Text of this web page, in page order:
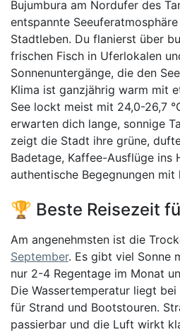
Bujumbura am Nordufer des
entspannte
Stadtleben. Du flanierst über
frischen Fisch in Uferlokalen
Sonnenuntergänge, die den
Klima ist ganzjährig warm mit
See lockt meist mit 24,0-26,7
erwarten dich lange, sonnige
zeigt die Stadt ihre grüne,
Badetage, Kaffee-Ausflüge ins
authentische Begegnungen mit
🏆 Beste Reisezeit
Am angenehmsten ist die
September. Es gibt viel Sonne
nur 2-4 Regentage im Monat
Die Wassertemperatur liegt
für Strand und Bootstouren.
passierbar und die Luft wirkt